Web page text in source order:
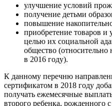
улучшение условий
получение детьми
повышение
приобретение товаров и
целью их социальной
общество (относительно
в 2016 году).
К данному перечню
сертификатом в 2018 году
получать ежемесячные
второго ребенка, рожденного